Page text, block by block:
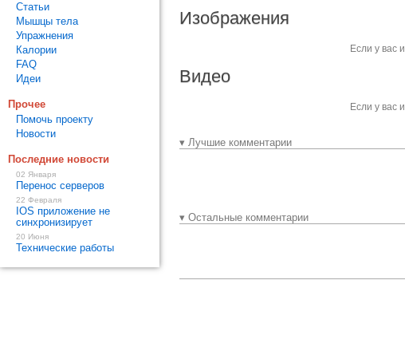
Изображения
Если у вас
Видео
Если у вас
▾ Лучшие комментарии
▾ Остальные комментарии
Статьи
Мышцы тела
Упражнения
Калории
FAQ
Идеи
Прочее
Помочь проекту
Новости
Последние новости
02 Января
Перенос серверов
22 Февраля
IOS приложение не
синхронизирует
20 Июня
Технические работы